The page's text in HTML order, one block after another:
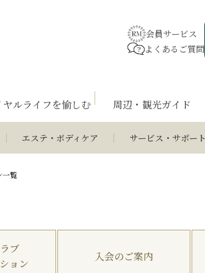
会員サービス
よくあるご質問
ヤルライフを愉しむ 周辺・観光ガイド
エステ・ボディケア サービス・サポート
一覧
ブ
ョン
入会のご案内